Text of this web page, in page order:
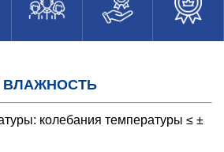
ВЛАЖНОСТЬ
колебания температуры ≤ ±